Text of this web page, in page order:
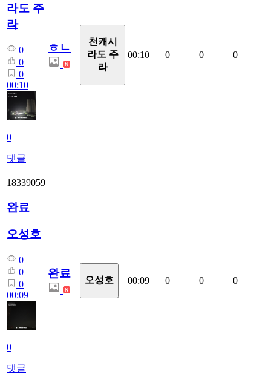
라도 주
라
0
0
0
00:10
0
댓글
ㅎㄴ
천캐시
라도 주
라
00:10 0 0 0
18339059
완료
오성호
0
0
0
00:09
0
댓글
완료
오성호 00:09 0 0 0